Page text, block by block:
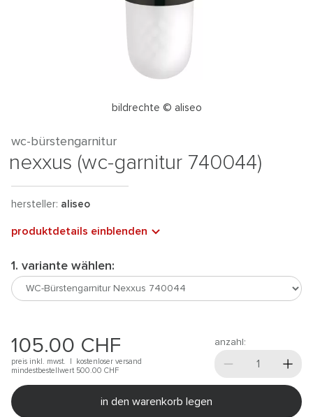
bildrechte © aliseo
wc-bürstengarnitur
nexxus (wc-garnitur 740044)
hersteller: aliseo
produktdetails einblenden
1. variante wählen:
105.00 CHF
preis inkl. mwst. |
kostenloser versand
mindestbestellwert 500.00 CHF
anzahl:
in den warenkorb legen